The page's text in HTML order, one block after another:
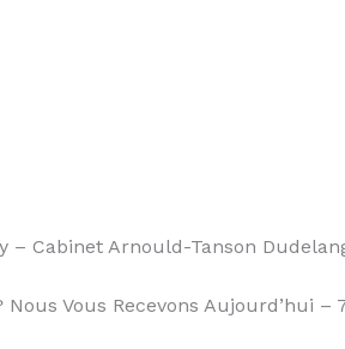
– Cabinet Arnould-Tanson
Vous Recevons Aujourd’hui